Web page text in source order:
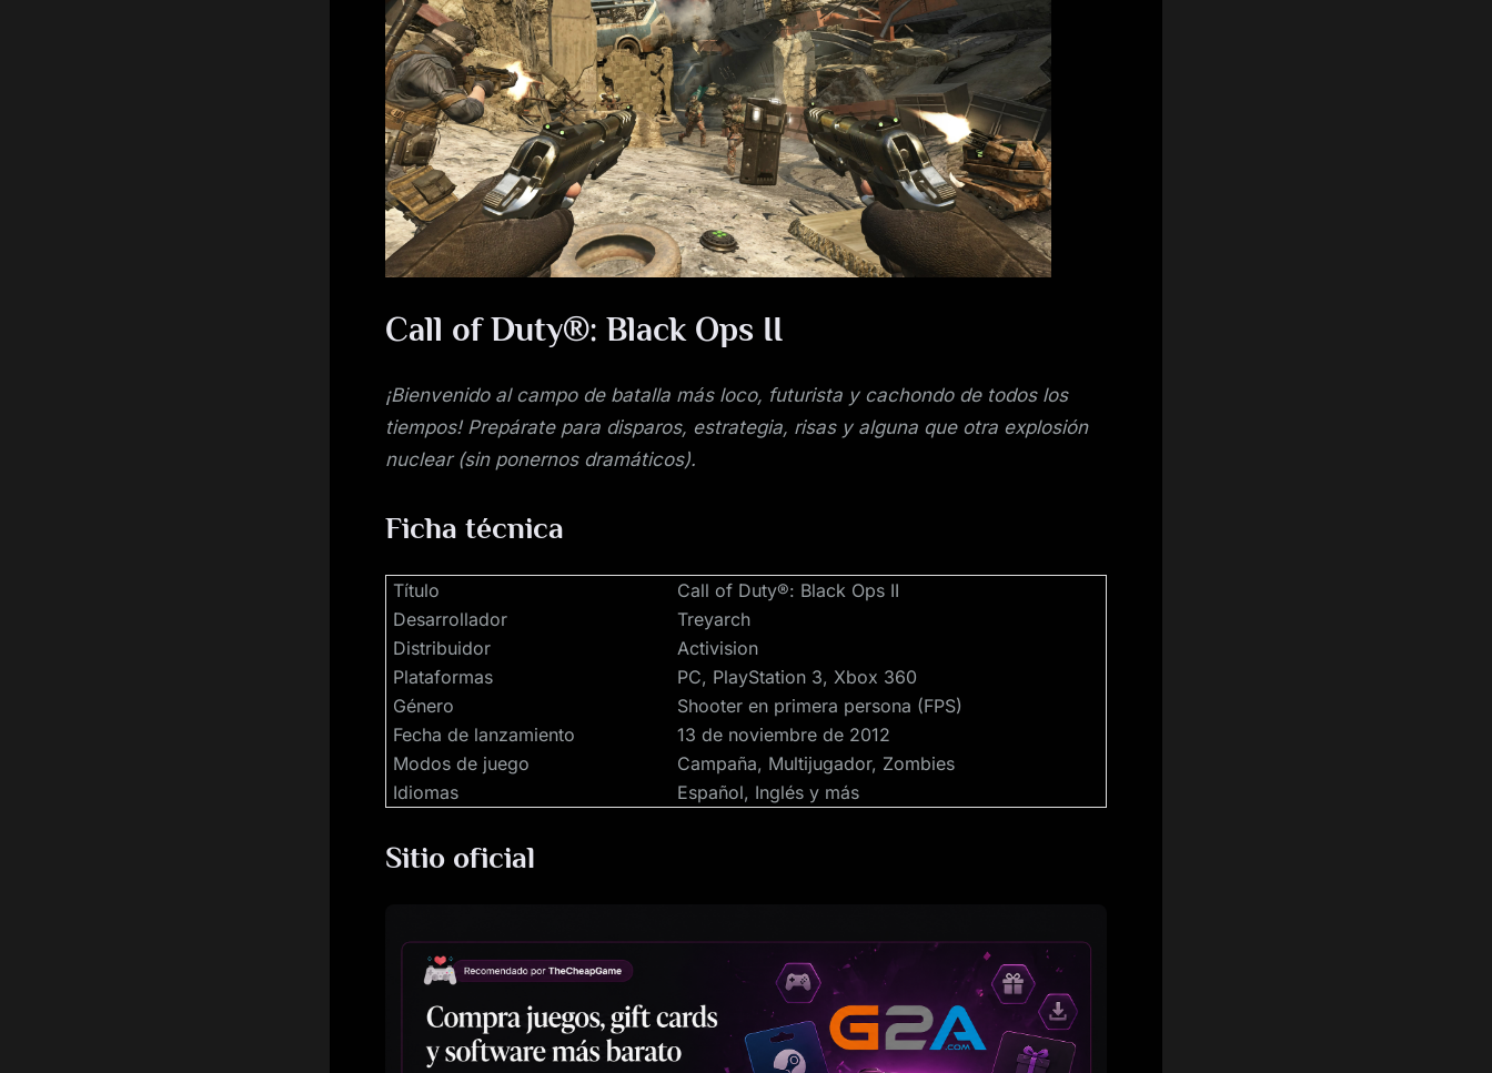
Call
of
Duty®:
Black
Ops
II
Call of Duty®: Black Ops II
¡Bienvenido al campo de batalla más loco, futurista y cachondo de todos los
tiempos! Prepárate para disparos, estrategia, risas y alguna que otra explosión
nuclear (sin ponernos dramáticos).
Ficha técnica
Título
Call of Duty®: Black Ops II
Desarrollador
Treyarch
Distribuidor
Activision
Plataformas
PC, PlayStation 3, Xbox 360
Género
Shooter en primera persona (FPS)
Fecha de lanzamiento
13 de noviembre de 2012
Modos de juego
Campaña, Multijugador, Zombies
Idiomas
Español, Inglés y más
Sitio oficial